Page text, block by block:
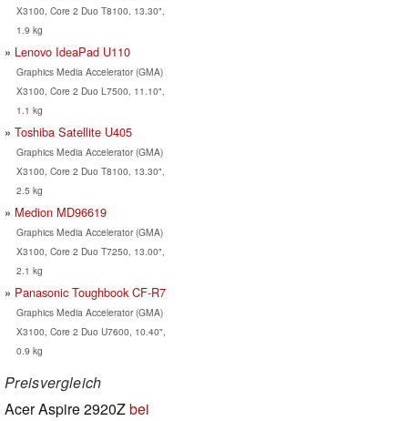
X3100, Core 2 Duo T8100, 13.30",
1.9 kg
Lenovo IdeaPad U110
Graphics Media Accelerator (GMA)
X3100, Core 2 Duo L7500, 11.10",
1.1 kg
Toshiba Satellite U405
Graphics Media Accelerator (GMA)
X3100, Core 2 Duo T8100, 13.30",
2.5 kg
Medion MD96619
Graphics Media Accelerator (GMA)
X3100, Core 2 Duo T7250, 13.00",
2.1 kg
Panasonic Toughbook CF-R7
Graphics Media Accelerator (GMA)
X3100, Core 2 Duo U7600, 10.40",
0.9 kg
Preisvergleich
Acer Aspire 2920Zbei